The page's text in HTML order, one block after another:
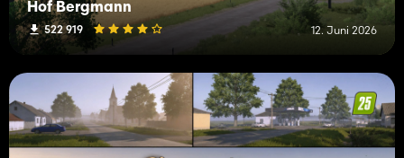
Hof Bergmann
522 919 12. Juni 2026